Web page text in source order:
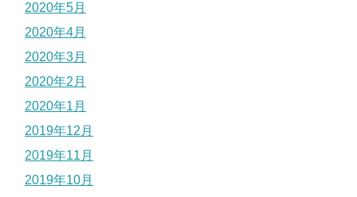
2020年5月
2020年4月
2020年3月
2020年2月
2020年1月
2019年12月
2019年11月
2019年10月